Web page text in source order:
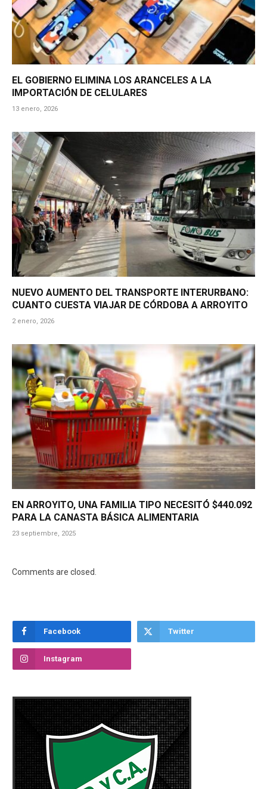
EL GOBIERNO ELIMINA LOS ARANCELES A LA
IMPORTACIÓN DE CELULARES
13 enero, 2026
NUEVO AUMENTO DEL TRANSPORTE INTERURBANO:
CUANTO CUESTA VIAJAR DE CÓRDOBA A ARROYITO
2 enero, 2026
EN ARROYITO, UNA FAMILIA TIPO NECESITÓ $440.092
PARA LA CANASTA BÁSICA ALIMENTARIA
23 septiembre, 2025
Comments are closed.
Facebook Twitter
Instagram